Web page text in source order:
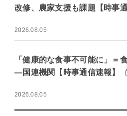
改修、農家支援も課題【時事
2026.08.05
「健康的な食事不可能に」＝
―国連機関【時事通信速報】
2026.08.05